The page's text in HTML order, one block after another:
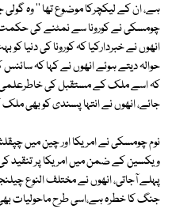
ہے، ان کے لیکچرکا موضوع تھا '' وہ
چومسکی نے کورونا سے نمٹنے کی
انھوں نے خبردارکیا کہ کورونا کی دنیا
حوالہ دیتے ہوئے انھوں نے کہا کہ سائنس
کہ اسے ملک کے مستقبل کی خاطرعلمی
جائے، انھوں نے انتہا پسندی کو بھی ملک
نوم چومسکی نے امریکا اور چین میں
ویکسین کے ضمن میں امریکا پر تنقید کی
پہلے آجاتی، انھوں نے مختلف النوع
جنگ کا خطرہ ہے،اسی طرح ماحولیات